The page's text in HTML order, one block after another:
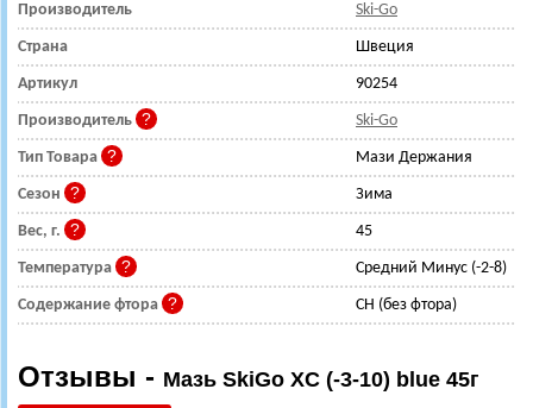
Производитель Ski-Go
Страна Швеция
Артикул 90254
Производитель Ski-Go
Тип Товара Мази Держания
Сезон Зима
Вес, г. 45
Температура Средний Минус (-2-8)
Содержание фтора CH (без фтора)
Отзывы - Мазь SkiGo XC (-3-10) blue 45г